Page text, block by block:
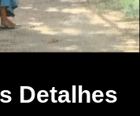
Detalhes